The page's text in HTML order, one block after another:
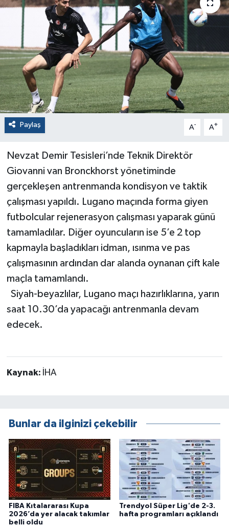
Paylaş A- A+
Nevzat Demir Tesisleri’nde Teknik Direktör
Giovanni van Bronckhorst yönetiminde
gerçekleşen antrenmanda kondisyon ve taktik
çalışması yapıldı. Lugano maçında forma giyen
futbolcular rejenerasyon çalışması yaparak günü
tamamladılar. Diğer oyuncuların ise 5’e 2 top
kapmayla başladıkları idman, ısınma ve pas
çalışmasının ardından dar alanda oynanan çift kale
maçla tamamlandı.
Siyah-beyazlılar, Lugano maçı hazırlıklarına, yarın
saat 10.30’da yapacağı antrenmanla devam
edecek.
Kaynak: İHA
Bunlar da ilginizi çekebilir
FIBA Kıtalararası Kupa
2026’da yer alacak takımlar
belli oldu
Trendyol Süper Lig'de 2-3.
hafta programları açıklandı